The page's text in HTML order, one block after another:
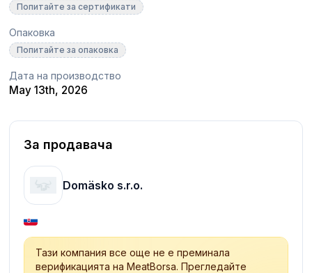
Попитайте за сертификати
Опаковка
Попитайте за опаковка
Дата на производство
May 13th, 2026
За продавача
Domäsko s.r.o.
Тази компания все още не е преминала
верификацията на MeatBorsa. Прегледайте